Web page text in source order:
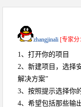
zhangjinali [专家分
1、打开你的项目
2、新建项目，选择
解决方案”
3、按照提示选择你
4、希望包括那些输